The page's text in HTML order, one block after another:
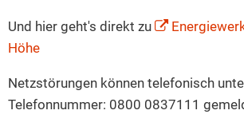
Und hier geht's direkt zu
Höhe
Netzstörungen können telefonisch
Telefonnummer: 0800 0837111